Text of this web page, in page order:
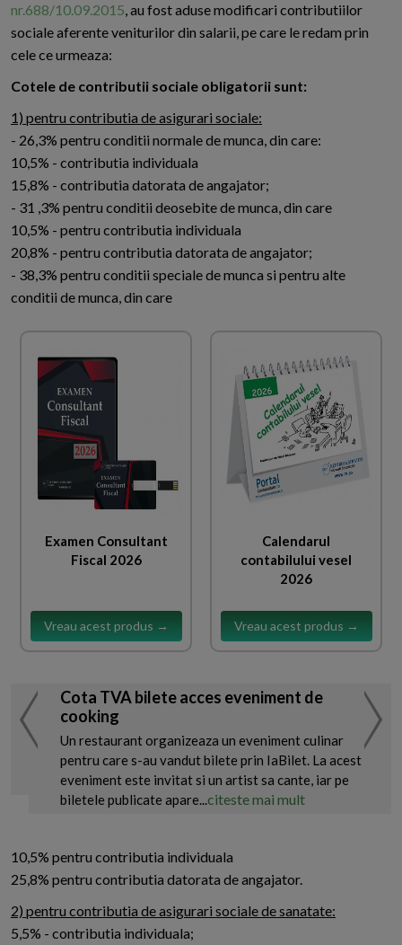
nr.688/10.09.2015, au fost aduse modificari contributiilor
sociale aferente veniturilor din salarii, pe care le redam prin
cele ce urmeaza:
Cotele de contributii sociale obligatorii sunt:
1) pentru contributia de asigurari sociale:
- 26,3% pentru conditii normale de munca, din care:
10,5% - contributia individuala
15,8% - contributia datorata de angajator;
- 31 ,3% pentru conditii deosebite de munca, din care
10,5% - pentru contributia individuala
20,8% - pentru contributia datorata de angajator;
- 38,3% pentru conditii speciale de munca si pentru alte
conditii de munca, din care
Examen Consultant
Fiscal 2026
Vreau acest produs →
Calendarul
contabilului vesel
2026
Vreau acest produs →
Cota TVA bilete acces eveniment de
cooking
Un restaurant organizeaza un eveniment culinar
pentru care s-au vandut bilete prin IaBilet. La acest
eveniment este invitat si un artist sa cante, iar pe
biletele publicate apare...citeste mai mult
10,5% pentru contributia individuala
25,8% pentru contributia datorata de angajator.
2) pentru contributia de asigurari sociale de sanatate:
5,5% - contributia individuala;